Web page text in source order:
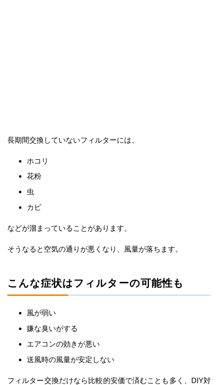
長期間交換していないフィルターには、
ホコリ
花粉
虫
カビ
などが溜まっていることがあります。
そうなると空気の通りが悪くなり、風量が落ちます。
こんな症状はフィルターの可能性も
風が弱い
嫌な臭いがする
エアコンの効きが悪い
送風時の風量が安定しない
フィルター交換だけなら比較的安価で済むことも多く、DIY対